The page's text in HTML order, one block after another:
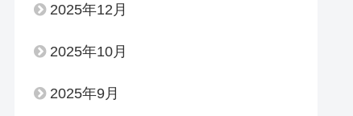
2025年12月
2025年10月
2025年9月